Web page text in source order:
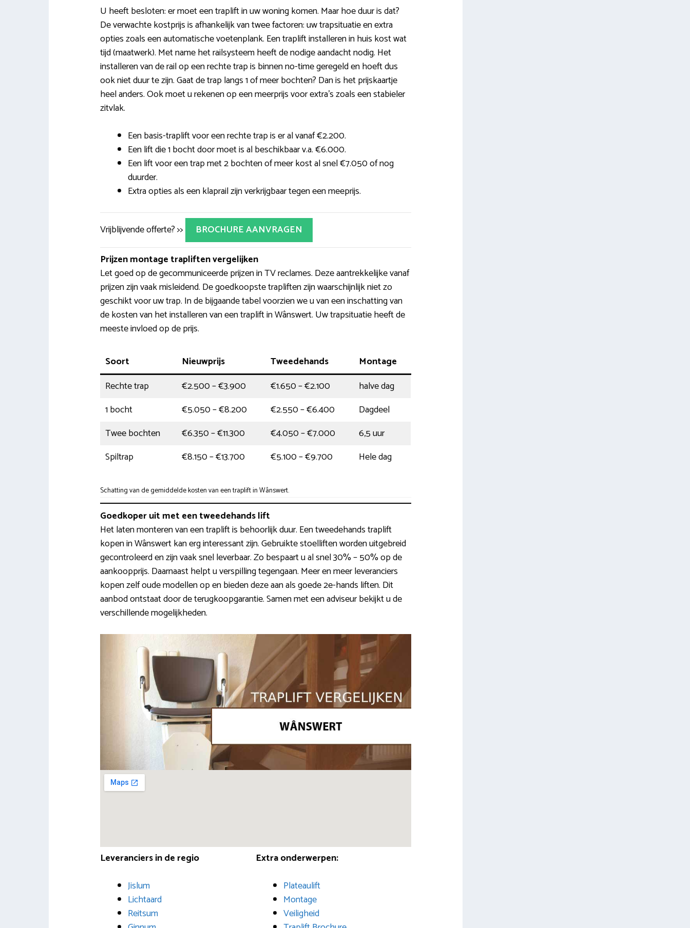
U heeft besloten: er moet een traplift in uw woning komen. Maar hoe duur is dat?
De verwachte kostprijs is afhankelijk van twee factoren: uw trapsituatie en extra
opties zoals een automatische voetenplank. Een traplift installeren in huis kost wat
tijd (maatwerk). Met name het railsysteem heeft de nodige aandacht nodig. Het
installeren van de rail op een rechte trap is binnen no-time geregeld en hoeft dus
ook niet duur te zijn. Gaat de trap langs 1 of meer bochten? Dan is het prijskaartje
heel anders. Ook moet u rekenen op een meerprijs voor extra’s zoals een stabieler
zitvlak.
Een basis-traplift voor een rechte trap is er al vanaf €2.200.
Een lift die 1 bocht door moet is al beschikbaar v.a. €6.000.
Een lift voor een trap met 2 bochten of meer kost al snel €7.050 of nog
duurder.
Extra opties als een klaprail zijn verkrijgbaar tegen een meeprijs.
Vrijblijvende offerte? >>
BROCHURE AANVRAGEN
Prijzen montage trapliften vergelijken
Let goed op de gecommuniceerde prijzen in TV reclames. Deze aantrekkelijke vanaf
prijzen zijn vaak misleidend. De goedkoopste trapliften zijn waarschijnlijk niet zo
geschikt voor uw trap. In de bijgaande tabel voorzien we u van een inschatting van
de kosten van het installeren van een traplift in Wânswert. Uw trapsituatie heeft de
meeste invloed op de prijs.
Soort Nieuwprijs Tweedehands
Montage
Rechte trap
€2.500 – €3.900 €1.650 – €2.100
halve dag
1 bocht
€5.050 – €8.200 €2.550 – €6.400
Dagdeel
Twee bochten
€6.350 – €11.300 €4.050 – €7.000
6,5 uur
Spiltrap
€8.150 – €13.700 €5.100 – €9.700 Hele dag
Schatting van de gemiddelde kosten van een traplift in Wânswert.
Goedkoper uit met een tweedehands lift
Het laten monteren van een traplift is behoorlijk duur. Een tweedehands traplift
kopen in Wânswert kan erg interessant zijn. Gebruikte stoelliften worden uitgebreid
gecontroleerd en zijn vaak snel leverbaar. Zo bespaart u al snel 30% – 50% op de
aankoopprijs. Daarnaast helpt u verspilling tegengaan. Meer en meer leveranciers
kopen zelf oude modellen op en bieden deze aan als goede 2e-hands liften. Dit
aanbod ontstaat door de terugkoopgarantie. Samen met een adviseur bekijkt u de
verschillende mogelijkheden.
Leveranciers in de regio
Jislum
Lichtaard
Reitsum
Extra onderwerpen:
Plateaulift
Montage
Veiligheid